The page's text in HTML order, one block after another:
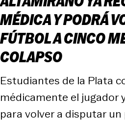
MÉDICA Y PODRÁ
FÚTBOL A CINCO
COLAPSO
Estudiantes de la Plata
médicamente el jugador
para volver a disputar